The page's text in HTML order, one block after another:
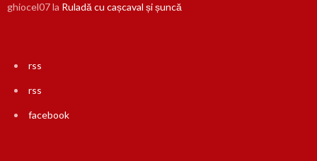
ghiocel07la Ruladă cu cașcaval și șuncă
rss
rss
facebook